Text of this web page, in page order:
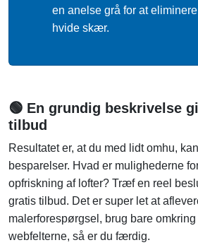
en anelse grå for at
hvide skær.
🟢 En grundig beskrivelse
tilbud
Resultatet er, at du med lidt omhu,
besparelser. Hvad er mulighederne
opfriskning af lofter? Træf en reel
gratis tilbud. Det er super let at
malerforespørgsel, brug bare omkring
webfelterne, så er du færdig.